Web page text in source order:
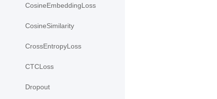
CosineEmbeddingLoss
CosineSimilarity
CrossEntropyLoss
CTCLoss
Dropout